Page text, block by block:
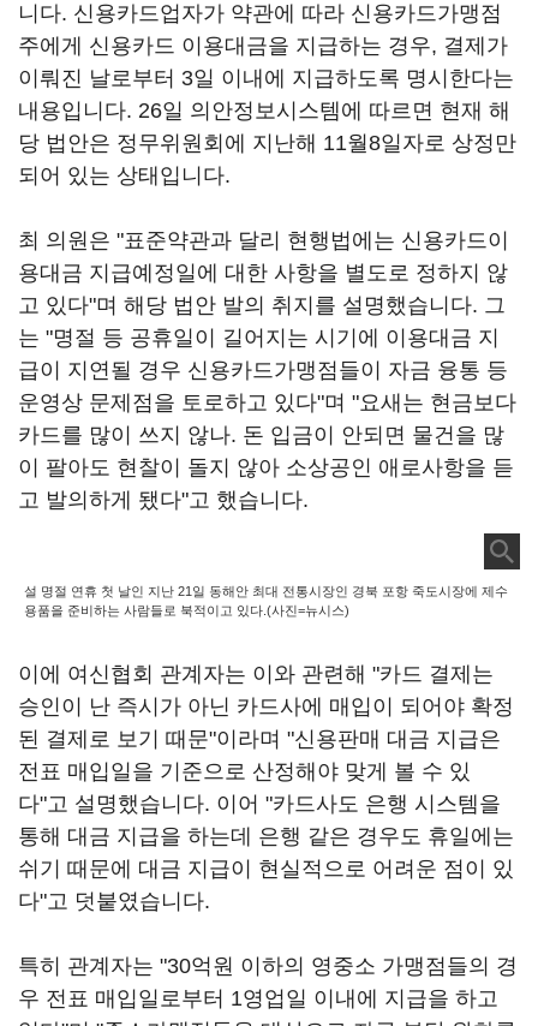
니다. 신용카드업자가 약관에 따라 신용카드가맹점
주에게 신용카드 이용대금을 지급하는 경우, 결제가
이뤄진 날로부터 3일 이내에 지급하도록 명시한다는
내용입니다. 26일 의안정보시스템에 따르면 현재 해
당 법안은 정무위원회에 지난해 11월8일자로 상정만
되어 있는 상태입니다.
최 의원은 "표준약관과 달리 현행법에는 신용카드이
용대금 지급예정일에 대한 사항을 별도로 정하지 않
고 있다"며 해당 법안 발의 취지를 설명했습니다. 그
는 "명절 등 공휴일이 길어지는 시기에 이용대금 지
급이 지연될 경우 신용카드가맹점들이 자금 융통 등
운영상 문제점을 토로하고 있다"며 "요새는 현금보다
카드를 많이 쓰지 않나. 돈 입금이 안되면 물건을 많
이 팔아도 현찰이 돌지 않아 소상공인 애로사항을 듣
고 발의하게 됐다"고 했습니다.
설 명절 연휴 첫 날인 지난 21일 동해안 최대 전통시장인 경북 포항 죽도시장에 제수
용품을 준비하는 사람들로 북적이고 있다.(사진=뉴시스)
이에 여신협회 관계자는 이와 관련해 "카드 결제는
승인이 난 즉시가 아닌 카드사에 매입이 되어야 확정
된 결제로 보기 때문"이라며 "신용판매 대금 지급은
전표 매입일을 기준으로 산정해야 맞게 볼 수 있
다"고 설명했습니다. 이어 "카드사도 은행 시스템을
통해 대금 지급을 하는데 은행 같은 경우도 휴일에는
쉬기 때문에 대금 지급이 현실적으로 어려운 점이 있
다"고 덧붙였습니다.
특히 관계자는 "30억원 이하의 영중소 가맹점들의 경
우 전표 매입일로부터 1영업일 이내에 지급을 하고